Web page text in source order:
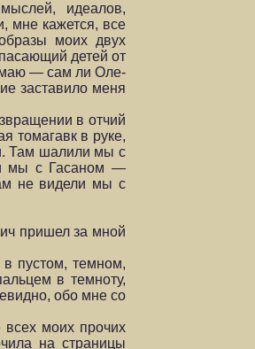
идеалов,
мне кажется, все
моих двух
детей от
— сам ли Оле-
заставило меня
в отчий
томагавк в руке,
Там шалили мы с
мы с Гасаном —
не видели мы с
пришел за мной
пустом, темном,
в темноту,
обо мне со
моих прочих
на страницы